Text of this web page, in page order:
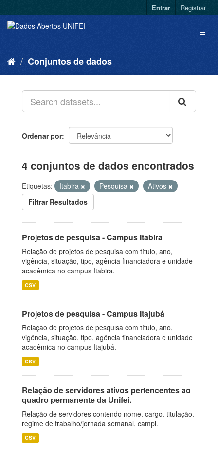
Entrar Registrar
Conjuntos de dados
Ordenar por
4 conjuntos de dados encontrados
Etiquetas: Itabira Pesquisa
Ativos
Filtrar Resultados
Projetos de pesquisa - Campus Itabira
Relação de projetos de pesquisa com título, ano,
vigência, situação, tipo, agência financiadora e unidade
acadêmica no campus Itabira.
CSV
Projetos de pesquisa - Campus Itajubá
Relação de projetos de pesquisa com título, ano,
vigência, situação, tipo, agência financiadora e unidade
acadêmica no campus Itajubá.
CSV
Relação de servidores ativos pertencentes ao
quadro permanente da Unifei.
Relação de servidores contendo nome, cargo, titulação,
regime de trabalho/jornada semanal, campi.
CSV